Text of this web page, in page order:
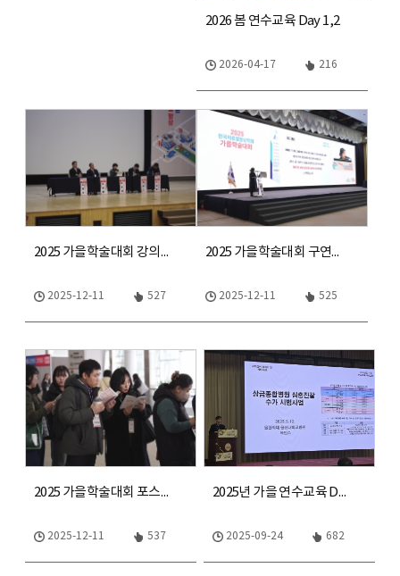
2026 봄 연수교육 Day 1,2
2026-04-17 216
2025 가을학술대회 강의현장
2025-12-11 527
2025 가을학술대회 구연발표
2025-12-11 525
2025 가을학술대회 포스터,현장
2025-12-11 537
2025년 가을 연수교육 Day2
2025-09-24 682